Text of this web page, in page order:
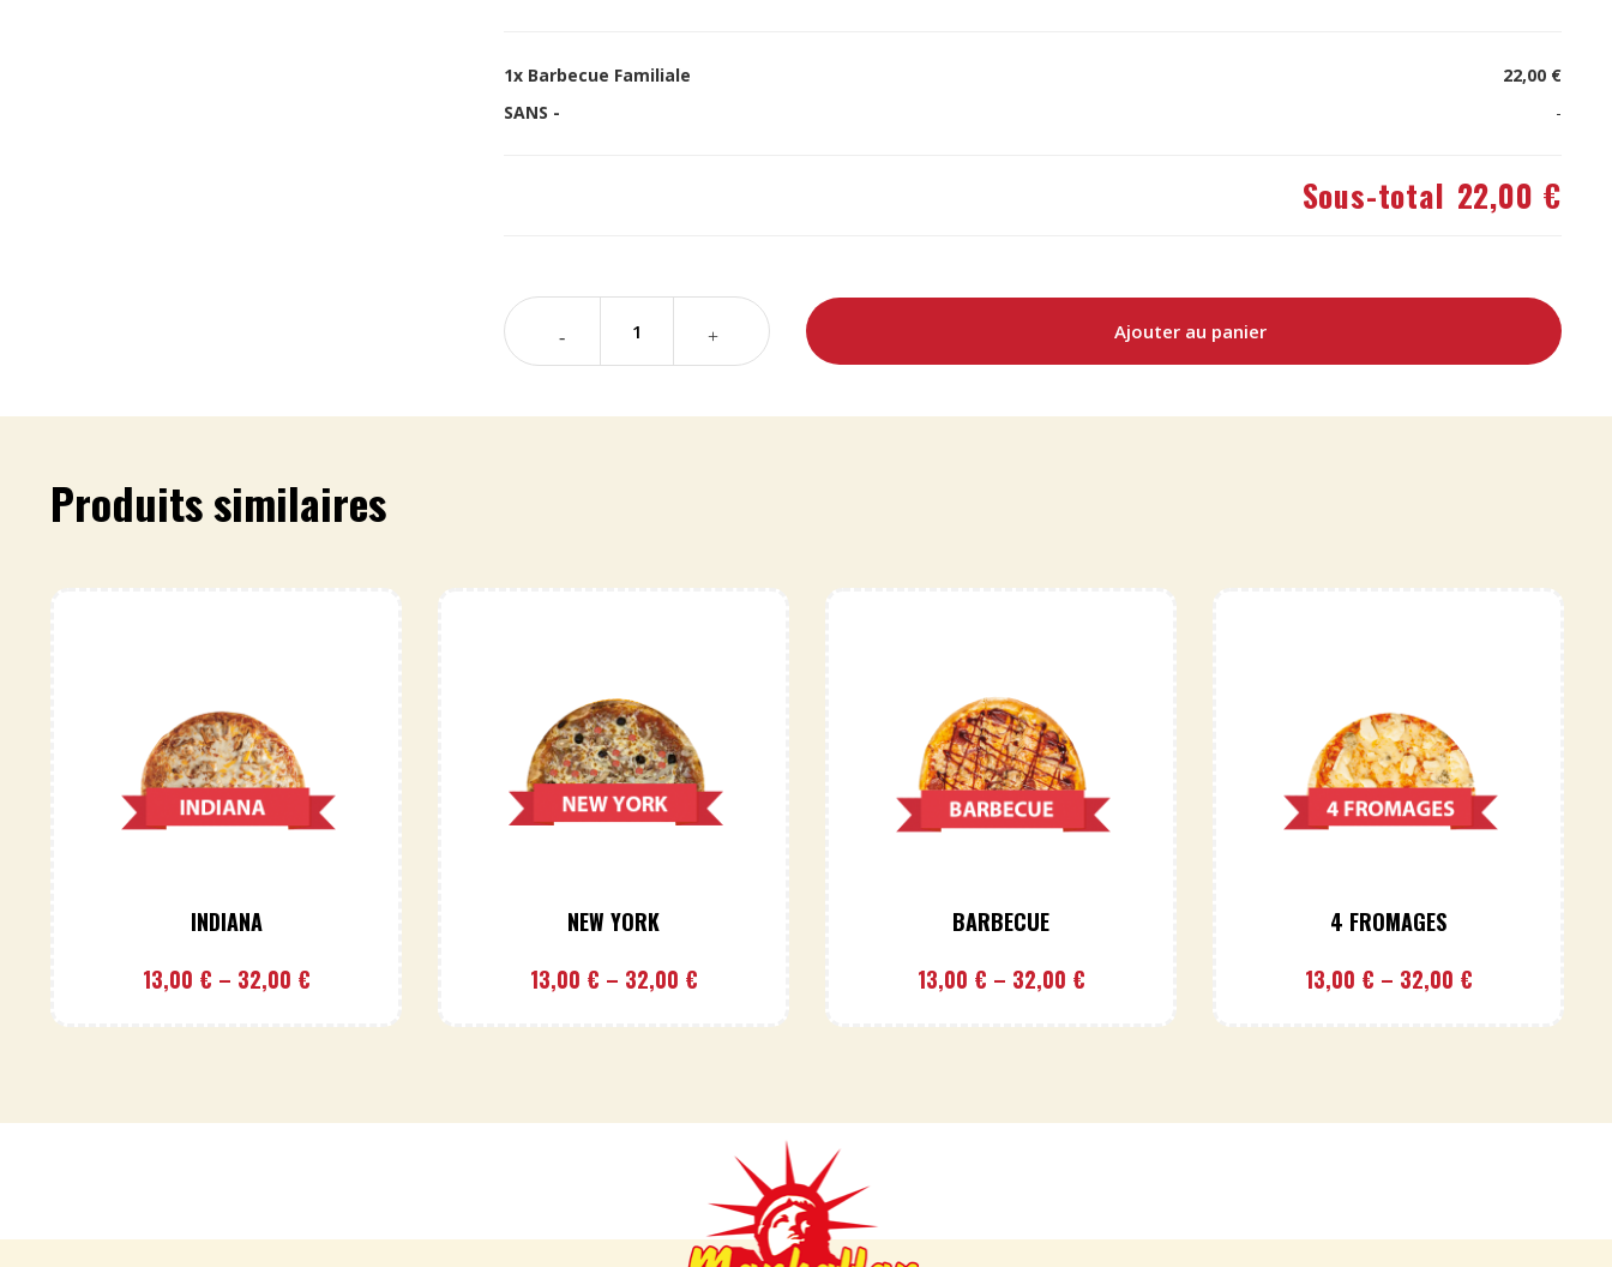
1x Barbecue Familiale
22,00 €
SANS -
-
Sous-total 22,00 €
Ajouter au panier
Produits similaires
INDIANA
13,00 € – 32,00 €
NEW YORK
13,00 € – 32,00 €
BARBECUE
13,00 € – 32,00 €
4 FROMAGES
13,00 € – 32,00 €